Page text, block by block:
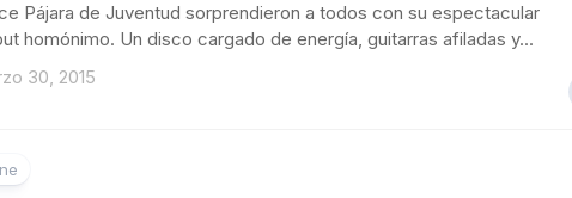
Pájara de Juventud sorprendieron a todos con su espectacular
homónimo. Un disco cargado de energía, guitarras afiladas y...
30, 2015